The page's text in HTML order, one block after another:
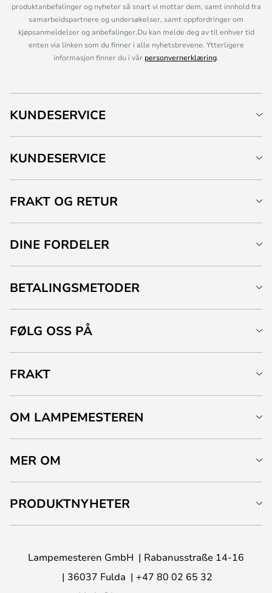
produktanbefalinger og nyheter så snart vi mottar dem, samt innhold fra
samarbeidspartnere og undersøkelser, samt oppfordringer om
kjøpsanmeldelser og anbefalinger.Du kan melde deg av til enhver tid
enten via linken som du finner i alle nyhetsbrevene. Ytterligere
informasjon finner du i vår personvernerklæring.
KUNDESERVICE
KUNDESERVICE
FRAKT OG RETUR
DINE FORDELER
BETALINGSMETODER
FØLG OSS PÅ
FRAKT
OM LAMPEMESTEREN
MER OM
PRODUKTNYHETER
Lampemesteren GmbH
Rabanusstraße 14-16
36037 Fulda
+47 80 02 65 32